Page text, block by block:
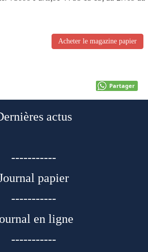
Acheter le magazine papier
Partager
actus
-----------
papier
-----------
en ligne
-----------